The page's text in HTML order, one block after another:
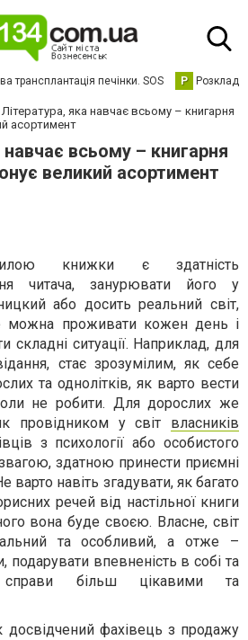
трансплантація печінки. SOS Р Розклад
Література, яка навчає всьому – книгарня
асортимент
навчає всьому – книгарня
великий асортимент
книжки є здатність
читача, занурювати його у
або досить реальний світ,
можна проживати кожен день і
складні ситуації. Наприклад, для
стає зрозумілим, як себе
та однолітків, як варто вести
не робити. Для дорослих же
провідником у світ власників
з психології або особистого
здатною принести приємні
варто навіть згадувати, як багато
речей від настільної книги
вона буде своєю. Власне, світ
та особливий, а отже –
подарувати впевненість в собі та
справи більш цікавими та
досвідчений фахівець з продажу